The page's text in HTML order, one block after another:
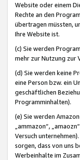
Website oder einem
Rechte an den
übertragen müssten,
Ihre Website ist.
(c) Sie werden
mehr zur Nutzung zur
(d) Sie werden keine
eine Person bzw. ein
geschäftlichen
Programminhalten).
(e) Sie werden
„ammazon“,
Versuch
sorgen, dass von uns
Werbeinhalte im